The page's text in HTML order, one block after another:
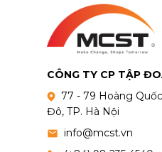
CÔNG TY CP TẬP
77 - 79 Hoàng
Đô, TP. Hà Nội
info@mcst.vn